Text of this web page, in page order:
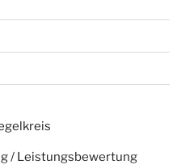
/ Leistungsbewertung